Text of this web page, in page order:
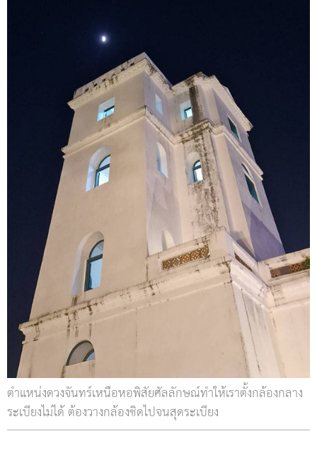
ตำแหน่งดวงจันทร์เหนือหอพิสัยศัล​ลักษณ์​ทำให้เราตั้งกล้องกลาง
ระเบียงไม่ได้ ต้องวางกล้องชิดไปจนสุดระเบียง